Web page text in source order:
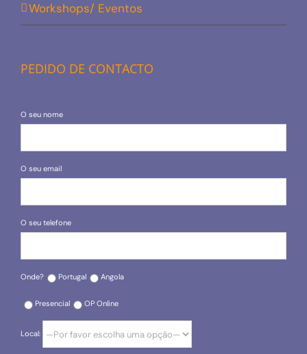
Workshops/ Eventos
PEDIDO DE CONTACTO
O seu nome
O seu email
O seu telefone
Onde? Portugal Angola
Presencial OP Online
Local: